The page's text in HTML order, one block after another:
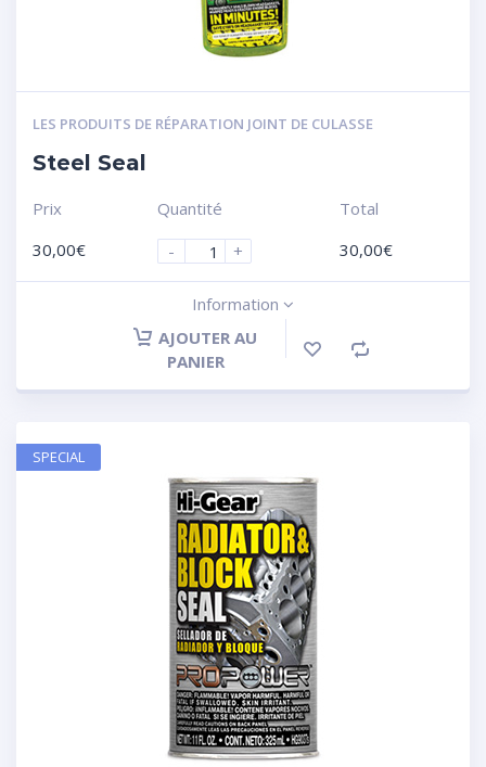
LES PRODUITS DE RÉPARATION JOINT DE CULASSE
Steel Seal
Prix
30,00€
Quantité
-
+
Total
30,00€
Information
AJOUTER AU
PANIER
SPECIAL